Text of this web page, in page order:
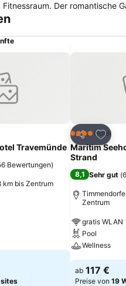
Der romantische
Kilometern Entfernung.
hinzufügen
Travemünde
Bewertungen)
km bis Zentrum
Teilen
Zu
4 SterneHotel
Maritim
Strand
8,1 Sehr gut (
Zentrum
gratis WLAN
Pool
Wellness
ab 117 €
Preise von 19